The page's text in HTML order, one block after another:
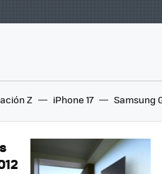
Z iPhone 17 Samsung